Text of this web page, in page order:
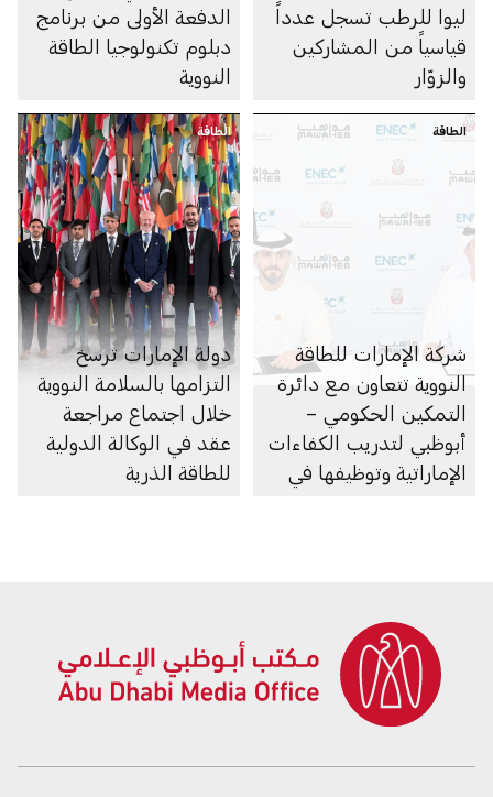
ليوا للرطب تسجل عدداً
قياسياً من المشاركين
والزوّار
الدفعة الأولى من برنامج
دبلوم تكنولوجيا الطاقة
النووية
الطاقة
شركة الإمارات للطاقة
النووية تتعاون مع دائرة
التمكين الحكومي –
أبوظبي لتدريب الكفاءات
الإماراتية وتوظيفها في
الطاقة
دولة الإمارات ترسخ
التزامها بالسلامة النووية
خلال اجتماع مراجعة
عقد في الوكالة الدولية
للطاقة الذرية